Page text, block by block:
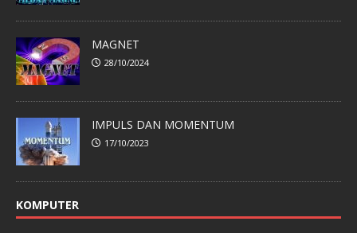
MAGNET
28/10/2024
IMPULS DAN MOMENTUM
17/10/2023
KOMPUTER